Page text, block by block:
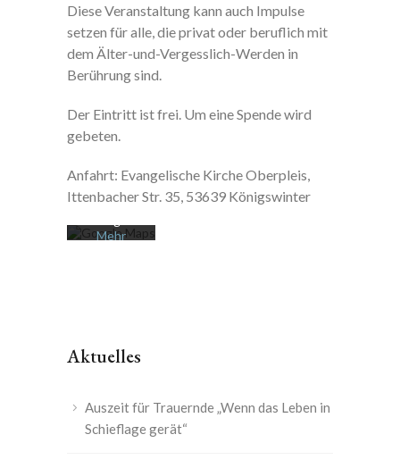
Diese Veran­staltung kann auch Impulse
setzen für alle, die privat oder beruflich mit
dem Älter-und-Vergesslich-Werden in
Berührung sind.
Der Eintritt ist frei. Um eine Spende wird
gebeten.
Anfahrt: Evangelische Kirche Oberpleis,
Ittenbacher Str. 35, 53639 Königswinter
Laden der
Karte
akzeptiere
Datenschu
tzerklärung
von
Mehr
Maps immer
entsperren
Aktuelles
Auszeit für Trauernde „Wenn das Leben in
Schieflage gerät“